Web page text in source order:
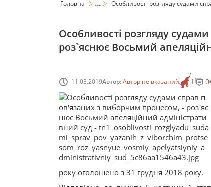
Головна ... Особливості розгляду судами
Особливості розгляду
роз`яснює Восьмий
11.03.2019Автор:Автор не вказаний 1 0
року оголошено з 31 грудня 2018 року.